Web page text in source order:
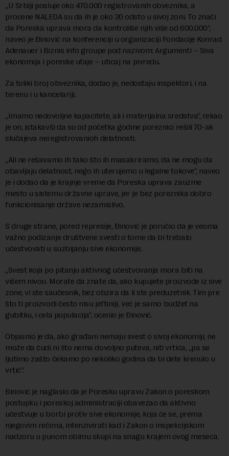
„U Srbiji posluje oko 470.000 registrovanih obveznika, a
procene NALEDA su da ih je oko 30 odsto u sivoj zoni. To znači
da Poreska uprava mora da kontroliše njih više od 600.000“,
naveo je Đinović na konferenciji u organizaciji Fondacije Konrad
Adenauer i Biznis info groupe pod nazivom: Argumenti – Siva
ekonomija i poreske utaje – uticaj na pivredu.
Za toliki broj obveznika, dodao je, nedostaju inspektori, i na
terenu i u kancelariji.
„Imamo nedovoljne kapacitete, ali i materijalna sredstva“, rekao
je on, istakavši da su od početka godine poreznici rešili 70-ak
slučajeva neregistrovanioh delatnosti.
„Ali ne rešavamo ih tako što ih masakriramo, da ne mogu da
obavljaju delatnost, nego ih uterujemo u legalne tokove“, naveo
je i dodao da je krajnje vreme da Poreska uprava zauzme
mesto u sistemu državne uprave, jer je bez poreznika dobro
funkcionisanje države nezamislivo.
S druge strane, pored represije, Đinović je poručio da je veoma
važno podizanje društvene svesti o tome da bi trebalo
učestvovati u suzbijanju sive ekonomije.
„Svest koja po pitanju aktivnog učestvovanja mora biti na
višem nivou. Morate da znate da, ako kupujete proizvode iz sive
zone, vi ste saučesnik, bez obzira da li ste preduzetnik. Tim pre
što ti proizvodi često nisu jeftiniji, već je samo budžet na
gubitku, i cela populacija“, ocenio je Đinović.
Objasnio je da, ako građani nemaju svest o sivoj ekonomiji, ne
može da čudi ni što nema dovoljno puteva, niti vrtića, „pa se
ljutimo zašto čekamo po nekoliko godina da bi dete krenulo u
vrtić“.
Đinović je naglasio da je Poresku upravu Zakon o poreskom
postupku i poreskoj administraciji obavezao da aktivno
učestvuje u borbi protiv sive ekonomije, koja će se, prema
njegovim rečima, intenzivirati kad i Zakon o inspekcijskom
nadzoru u punom obimu skupi na snagu krajem ovog meseca.